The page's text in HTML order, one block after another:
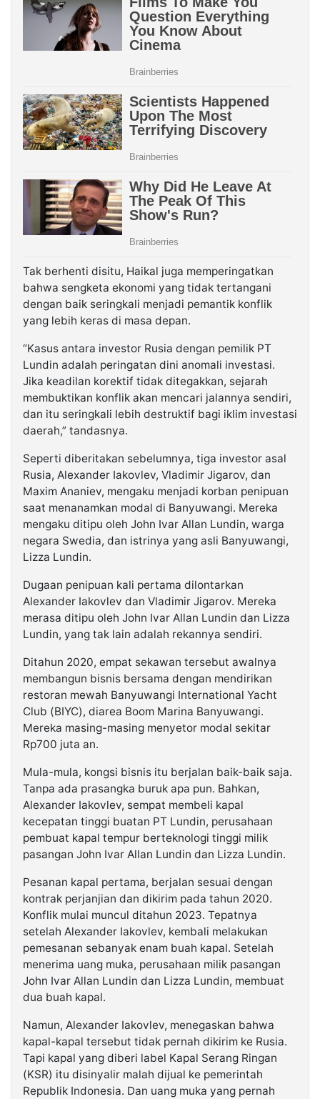
Tak berhenti disitu, Haikal juga memperingatkan
bahwa sengketa ekonomi yang tidak tertangani
dengan baik seringkali menjadi pemantik konflik
yang lebih keras di masa depan.
“Kasus antara investor Rusia dengan pemilik PT
Lundin adalah peringatan dini anomali investasi.
Jika keadilan korektif tidak ditegakkan, sejarah
membuktikan konflik akan mencari jalannya sendiri,
dan itu seringkali lebih destruktif bagi iklim investasi
daerah,” tandasnya.
Seperti diberitakan sebelumnya, tiga investor asal
Rusia, Alexander Iakovlev, Vladimir Jigarov, dan
Maxim Ananiev, mengaku menjadi korban penipuan
saat menanamkan modal di Banyuwangi. Mereka
mengaku ditipu oleh John Ivar Allan Lundin, warga
negara Swedia, dan istrinya yang asli Banyuwangi,
Lizza Lundin.
Dugaan penipuan kali pertama dilontarkan
Alexander Iakovlev dan Vladimir Jigarov. Mereka
merasa ditipu oleh John Ivar Allan Lundin dan Lizza
Lundin, yang tak lain adalah rekannya sendiri.
Ditahun 2020, empat sekawan tersebut awalnya
membangun bisnis bersama dengan mendirikan
restoran mewah Banyuwangi International Yacht
Club (BIYC), diarea Boom Marina Banyuwangi.
Mereka masing-masing menyetor modal sekitar
Rp700 juta an.
Mula-mula, kongsi bisnis itu berjalan baik-baik saja.
Tanpa ada prasangka buruk apa pun. Bahkan,
Alexander Iakovlev, sempat membeli kapal
kecepatan tinggi buatan PT Lundin, perusahaan
pembuat kapal tempur berteknologi tinggi milik
pasangan John Ivar Allan Lundin dan Lizza Lundin.
Pesanan kapal pertama, berjalan sesuai dengan
kontrak perjanjian dan dikirim pada tahun 2020.
Konflik mulai muncul ditahun 2023. Tepatnya
setelah Alexander Iakovlev, kembali melakukan
pemesanan sebanyak enam buah kapal. Setelah
menerima uang muka, perusahaan milik pasangan
John Ivar Allan Lundin dan Lizza Lundin, membuat
dua buah kapal.
Namun, Alexander Iakovlev, menegaskan bahwa
kapal-kapal tersebut tidak pernah dikirim ke Rusia.
Tapi kapal yang diberi label Kapal Serang Ringan
(KSR) itu disinyalir malah dijual ke pemerintah
Republik Indonesia. Dan uang muka yang pernah